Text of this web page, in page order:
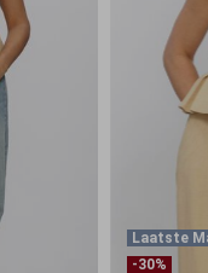
Laatste
-30%